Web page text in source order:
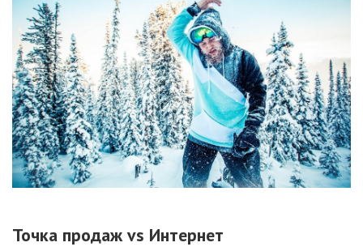
Точка продаж vs Интернет